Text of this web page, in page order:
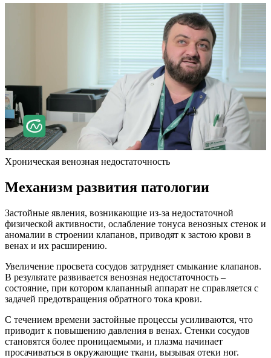
Хроническая венозная недостаточность
Механизм развития патологии
Застойные явления, возникающие из-за недостаточной
физической активности, ослабление тонуса венозных стенок и
аномалии в строении клапанов, приводят к застою крови в
венах и их расширению.
Увеличение просвета сосудов затрудняет смыкание клапанов.
В результате развивается венозная недостаточность –
состояние, при котором клапанный аппарат не справляется с
задачей предотвращения обратного тока крови.
С течением времени застойные процессы усиливаются, что
приводит к повышению давления в венах. Стенки сосудов
становятся более проницаемыми, и плазма начинает
просачиваться в окружающие ткани, вызывая отеки ног.